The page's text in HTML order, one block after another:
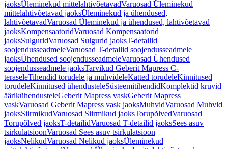
jaoksÜleminekud mittelahtivõetavadVaruosad Üleminekud
mittelahtivõetavad jaoksÜleminekud ja ühendused,
lahtivõetavadVaruosad Üleminekud ja ühendused, lahtivõetavad
jaoksKompensaatoridVaruosad Kompensaatorid
jaoksSulguridVaruosad Sulgurid jaoksT-detailid
soojendusseadmeleVaruosad T-detailid soojendusseadmele
jaoksÜhendused soojendusseadmeleVaruosad Ühendused
soojendusseadmele jaoksTarvikud Geberit Mapress C-
teraseleTihendid torudele ja muhvideleKatted torudeleKinnitused
torudeleKinnitused ühendusteleSüsteemitihendidKomplektid kruvid
äärikühendusteleGeberit Mapress vaskGeberit Mapress
vaskVaruosad Geberit Mapress vask jaoksMuhvidVaruosad Muhvid
jaoksSiirmikudVaruosad Siirmikud jaoksTorupõlvedVaruosad
Torupõlved jaoksT-detailidVaruosad T-detailid jaoksSees asuv
tsirkulatsioonVaruosad Sees asuv tsirkulatsioon
jaoksNelikudVaruosad Nelikud jaoksÜleminekud